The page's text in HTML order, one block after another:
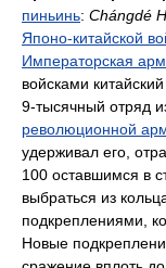
пиньинь: Chángdé
Японо-китайской
Императорская
войсками
9-тысячный отряд
революционной
удерживал его,
100 оставшимся в
выбраться из
подкреплениями,
Новые